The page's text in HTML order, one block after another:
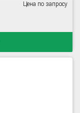
Цена по запросу